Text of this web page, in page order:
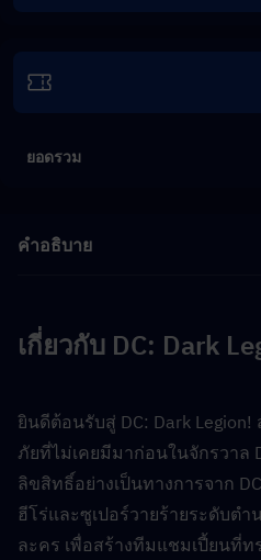
ยอดรวม
คำอธิบาย
เกี่ยวกับ DC: Dark
ยินดีต้อนรับสู่ DC: Dark
ภัยที่ไม่เคยมีมาก่อนในจักรวาล
ลิขสิทธิ์อย่างเป็นทางการจาก
ฮีโร่และซูเปอร์วายร้ายระดับตำ
ละคร เพื่อสร้างทีมแชมเปี้ยนที่ท